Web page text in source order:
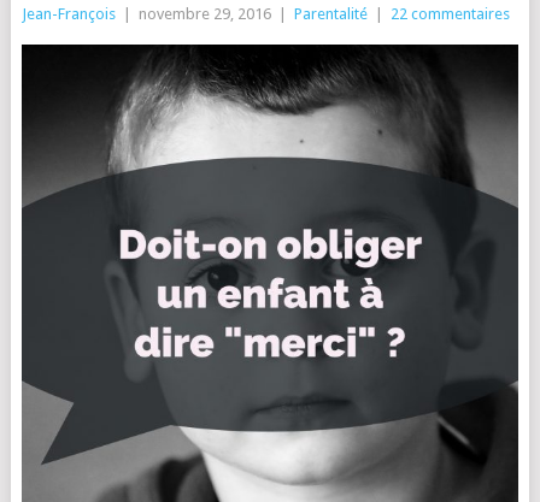
Jean-François novembre 29, 2016 Parentalité 22 commentaires